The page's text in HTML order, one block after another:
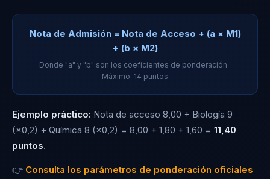
Traducción e Interpretación Inglés + Turismo
12,156
11,881
Nota de Admisión = Nota de Acceso + (a × M1)
+ (b × M2)
Donde "a" y "b" son los coeficientes de ponderación ·
Máximo: 14 puntos
Ejemplo práctico: Nota de acceso 8,00 + Biología 9
(×0,2) + Química 8 (×0,2) = 8,00 + 1,80 + 1,60 = 11,40
puntos.
👉 Consulta los parámetros de ponderación oficiales